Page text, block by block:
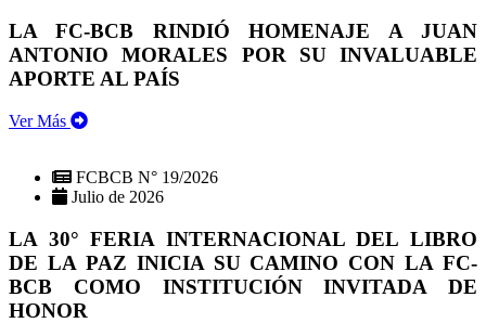
LA FC-BCB RINDIÓ HOMENAJE A JUAN
ANTONIO MORALES POR SU INVALUABLE
APORTE AL PAÍS
Ver Más
FCBCB N° 19/2026
Julio de 2026
LA 30° FERIA INTERNACIONAL DEL LIBRO
DE LA PAZ INICIA SU CAMINO CON LA FC-
BCB COMO INSTITUCIÓN INVITADA DE
HONOR